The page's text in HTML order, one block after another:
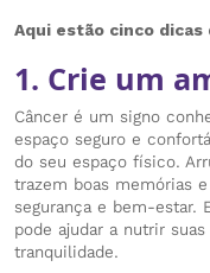
Aqui estão cinco dicas
1. Crie um
Câncer é um signo
espaço seguro e
do seu espaço físico.
trazem boas memórias
segurança e bem-estar.
pode ajudar a nutrir
tranquilidade.